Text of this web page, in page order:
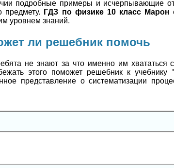
подробные примеры и исчерпывающие
предмету.
ГДЗ по физике 10 класс Марон
уровнем знаний.
ли решебник помочь
не знают за что именно им хвататься
этого поможет решебник к учебнику
представление о систематизации